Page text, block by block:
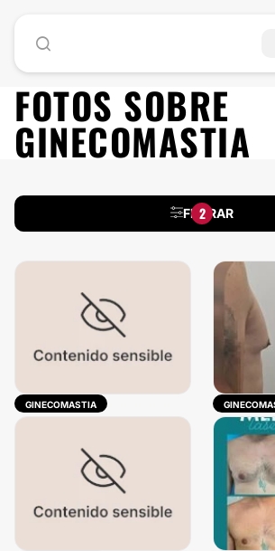
FOTOS SOBRE
GINECOMASTIA
FILTRAR
2
GINECOMASTIA